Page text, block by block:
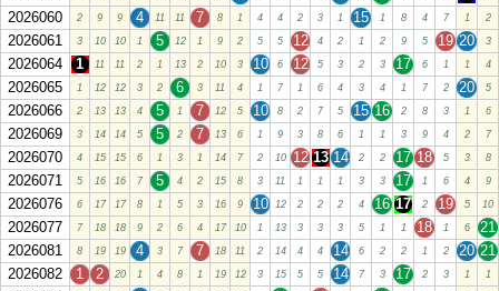
2026060 2 9 9 4 11 11 7 8 1 4 4 2 3 1 15 1 8 4 7 1 2
2026061 3 10 10 1 5 12 1 9 2 5 5 12 4 2 1 2 9 5 19 20 3
2026064 1 11 11 2 1 13 2 10 3 10 6 12 5 3 2 3 17 6 1 1 4
2026065 1 12 12 3 2 6 3 11 4 1 7 1 6 4 3 4 1 7 2 20 5
2026066 2 13 13 4 5 1 7 12 5 10 8 2 7 5 15 16 2 8 3 1 6
2026069 3 14 14 5 5 2 7 13 6 1 9 3 8 6 1 1 3 9 4 2 7
2026070 4 15 15 6 1 3 1 14 7 2 10 12 13 14 2 2 17 18 5 3 8
2026071 5 16 16 7 5 4 2 15 8 3 11 1 1 1 3 3 17 1 6 4 9
2026076 6 17 17 8 1 5 3 16 9 10 12 2 2 2 4 16 17 2 19 5 10
2026077 7 18 18 9 2 6 4 17 10 1 13 3 3 3 5 1 1 18 1 6
21
2026081
8 19 19 4 3 7 7 18 11 2 14 4 4 14 6 2 2 1 2 20 21
2026082
1 2 20 1 4 8 1 19 12 3 15 5 5 14 7 3 17 2 3 1 1